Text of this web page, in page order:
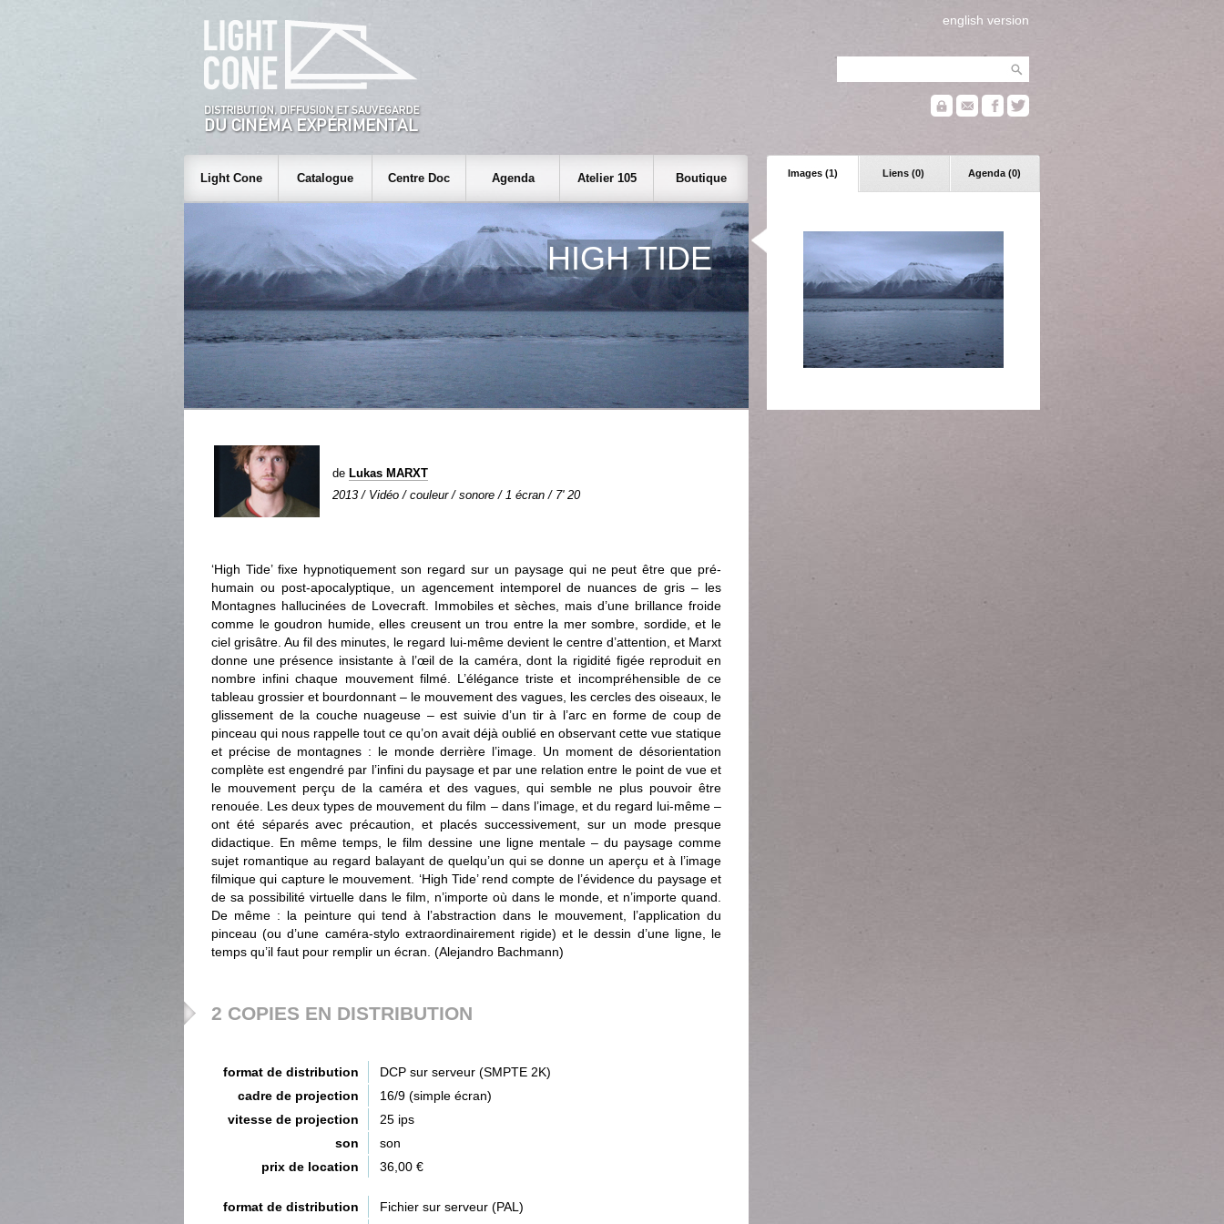
english version
Images (1) Liens (0) Agenda (0)
Light Cone Catalogue Centre Doc Agenda Atelier 105 Boutique
HIGH TIDE
de Lukas MARXT
2013 / Vidéo / couleur / sonore / 1 écran / 7' 20
‘High Tide’ fixe hypnotiquement son regard sur un paysage qui ne peut être que pré-
humain ou post-apocalyptique, un agencement intemporel de nuances de gris – les
Montagnes hallucinées de Lovecraft. Immobiles et sèches, mais d’une brillance froide
comme le goudron humide, elles creusent un trou entre la mer sombre, sordide, et le
ciel grisâtre. Au fil des minutes, le regard lui-même devient le centre d’attention, et Marxt
donne une présence insistante à l’œil de la caméra, dont la rigidité figée reproduit en
nombre infini chaque mouvement filmé. L’élégance triste et incompréhensible de ce
tableau grossier et bourdonnant – le mouvement des vagues, les cercles des oiseaux, le
glissement de la couche nuageuse – est suivie d’un tir à l’arc en forme de coup de
pinceau qui nous rappelle tout ce qu’on avait déjà oublié en observant cette vue statique
et précise de montagnes : le monde derrière l’image. Un moment de désorientation
complète est engendré par l’infini du paysage et par une relation entre le point de vue et
le mouvement perçu de la caméra et des vagues, qui semble ne plus pouvoir être
renouée. Les deux types de mouvement du film – dans l’image, et du regard lui-même –
ont été séparés avec précaution, et placés successivement, sur un mode presque
didactique. En même temps, le film dessine une ligne mentale – du paysage comme
sujet romantique au regard balayant de quelqu’un qui se donne un aperçu et à l’image
filmique qui capture le mouvement. ‘High Tide’ rend compte de l’évidence du paysage et
de sa possibilité virtuelle dans le film, n’importe où dans le monde, et n’importe quand.
De même : la peinture qui tend à l’abstraction dans le mouvement, l’application du
pinceau (ou d’une caméra-stylo extraordinairement rigide) et le dessin d’une ligne, le
temps qu’il faut pour remplir un écran. (Alejandro Bachmann)
2 COPIES EN DISTRIBUTION
format de distribution
DCP sur serveur (SMPTE 2K)
cadre de projection
16/9 (simple écran)
vitesse de projection
25 ips
son
son
prix de location
36,00 €
format de distribution
Fichier sur serveur (PAL)